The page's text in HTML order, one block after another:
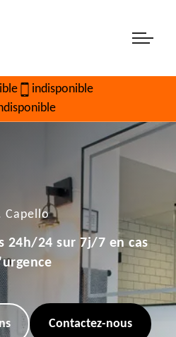
indisponible
Capello
24h/24 sur 7j/7 en cas
Contactez-nous